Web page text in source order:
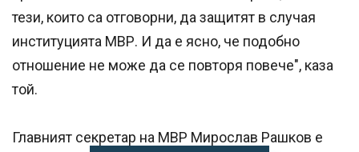
тези, които са отговорни, да защитят в случая
институцията МВР. И да е ясно, че подобно
отношение не може да се повторя повече", каза
той.
Главният секретар на МВР Мирослав Рашков е